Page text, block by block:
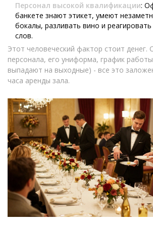
Персонал высокой квалификации:
банкете знают этикет, умеют
бокалы, разливать вино и
слов.
Этот человеческий фактор стоит денег.
персонала, его униформа, график
выпадают на выходные) - все это
часа аренды зала.